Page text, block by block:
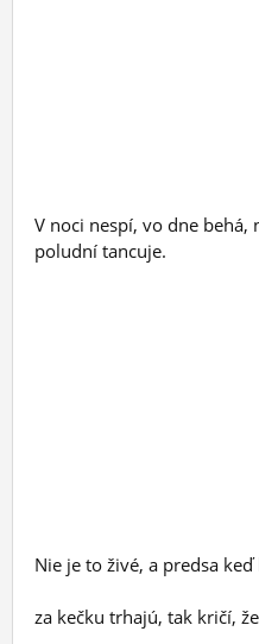
V noci nespí, vo dne
poludní tancuje.
Nie je to živé, a predsa keď
za kečku trhajú, tak kričí,